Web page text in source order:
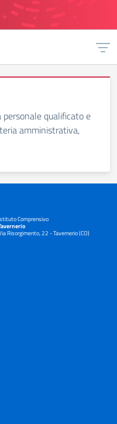
personale qualificato e
amministrativa,
Comprensivo
Risorgimento, 22 - Tavernerio (CO)
— Visita la pagina iniziale della scuola